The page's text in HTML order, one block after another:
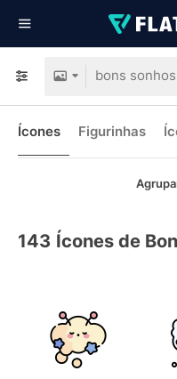
Ícones Figurinhas
143 Ícones de